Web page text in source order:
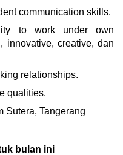
communication skills.
to work under own
innovative, creative, dan
relationships.
qualities.
Sutera, Tangerang
bulan ini